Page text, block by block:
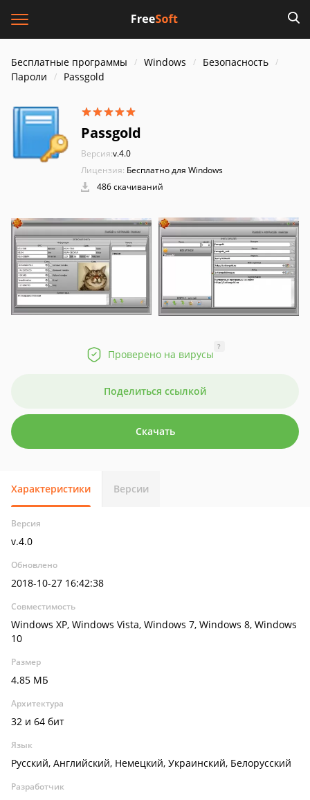
Бесплатные программы Windows
Безопасность
Пароли
Passgold
Passgold
Версия:v.4.0
Лицензия: Бесплатно для Windows
486 скачиваний
Проверено на вирусы
?
Поделиться ссылкой
Скачать
Характеристики Версии
Версия
v.4.0
Обновлено
2018-10-27 16:42:38
Совместимость
Windows XP, Windows Vista, Windows 7, Windows 8, Windows
10
Размер
4.85 МБ
Архитектура
32 и 64 бит
Язык
Русский, Английский, Немецкий, Украинский, Белорусский
Разработчик